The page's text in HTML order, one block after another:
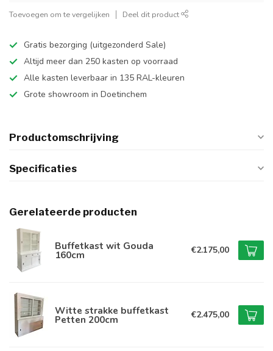
Toevoegen om te vergelijken Deel dit product
Gratis bezorging (uitgezonderd Sale)
Altijd meer dan 250 kasten op voorraad
Alle kasten leverbaar in 135 RAL-kleuren
Grote showroom in Doetinchem
Productomschrijving
Specificaties
Gerelateerde producten
Buffetkast wit Gouda
160cm €2.175,00
Witte strakke buffetkast
Petten 200cm €2.475,00